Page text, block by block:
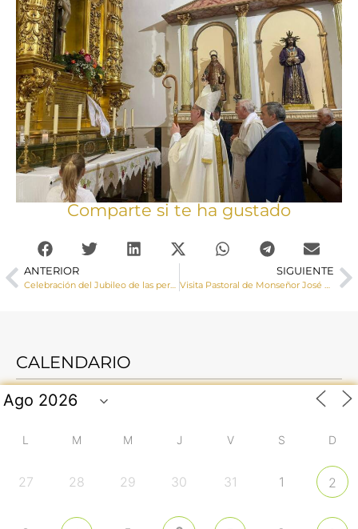
Comparte si te ha gustado
ANTERIOR
Celebración del Jubileo de las personas con Discapacidad a la Catedral de Cuenca
SIGUIENTE
Visita Pastoral de Monseñor José María Yanguas a Barajas de Melo
CALENDARIO
L M M J V S D
27 28 29 30 31 1 2